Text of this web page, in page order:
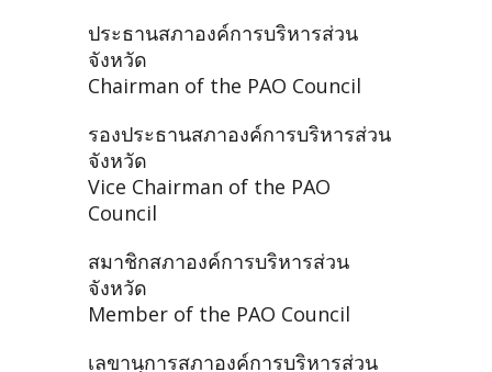
ประธานสภาองค์การบริหารส่วน
จังหวัด
Chairman of the PAO Council
รองประธานสภาองค์การบริหารส่วน
จังหวัด
Vice Chairman of the PAO
Council
สมาชิกสภาองค์การบริหารส่วน
จังหวัด
Member of the PAO Council
เลขานุการสภาองค์การบริหารส่วน